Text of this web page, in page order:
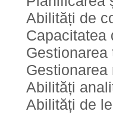
Abilități de
Capacitatea
Gestionarea
Abilități
Abilități de